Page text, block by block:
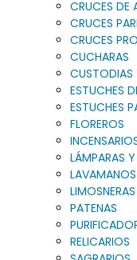
CRUCES DE
CRUCES
CRUCES
CUCHARAS
CUSTODIAS
ESTUCHES
ESTUCHES
FLOREROS
LÁMPARAS
LAVAMANOS
LIMOSNERAS
PATENAS
RELICARIOS